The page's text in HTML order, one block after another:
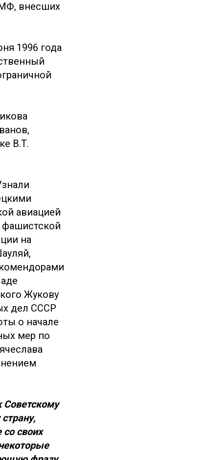
внесших
1996 года
В.Т.
авиацией
фашистской
на
Жукову
дел СССР
о начале
мер по
Советскому
своих